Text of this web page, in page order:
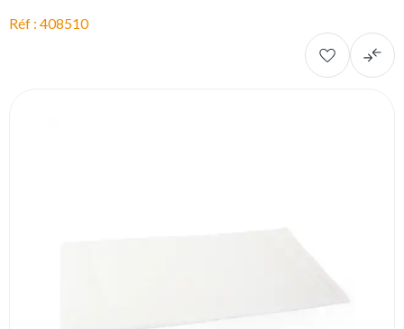
Réf : 408510